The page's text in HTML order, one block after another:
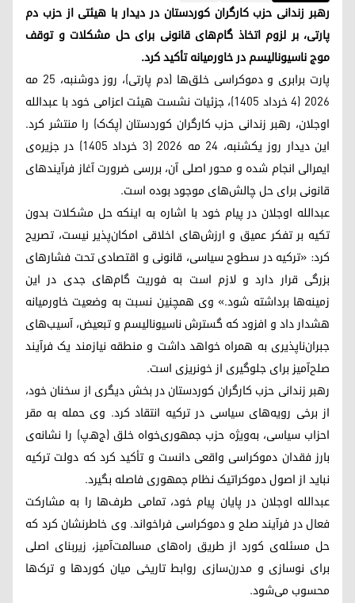
رهبر زندانی حزب کارگران کوردستان در دیدار با هیئتی از حزب دم
پارتی، بر لزوم اتخاذ گام‌های قانونی برای حل مشکلات و توقف
موج ناسیونالیسم در خاورمیانه تأکید کرد.
پارت برابری و دموکراسی خلق‌ها (دم پارتی)، روز دوشنبه، ۲۵ مه
۲۰۲۶ (۴ خرداد ۱۴۰۵)، جزئیات نشست هیئت اعزامی خود با عبدالله
اوجلان، رهبر زندانی حزب کارگران کوردستان (پک‌ک) را منتشر کرد.
این دیدار روز یکشنبه، ۲۴ مه ۲۰۲۶ (۳ خرداد ۱۴۰۵) در جزیره‌ی
ایمرالی انجام شده و محور اصلی آن، بررسی ضرورت آغاز فرآیندهای
قانونی برای حل چالش‌های موجود بوده است.
عبدالله اوجلان در پیام خود با اشاره به اینکه حل مشکلات بدون
تکیه بر تفکر عمیق و ارزش‌های اخلاقی امکان‌پذیر نیست، تصریح
کرد: «ترکیه در سطوح سیاسی، قانونی و اقتصادی تحت فشارهای
بزرگی قرار دارد و لازم است به فوریت گام‌های جدی در این
زمینه‌ها برداشته شود.» وی همچنین نسبت به وضعیت خاورمیانه
هشدار داد و افزود که گسترش ناسیونالیسم و تبعیض، آسیب‌های
جبران‌ناپذیری به همراه خواهد داشت و منطقه نیازمند یک فرآیند
صلح‌آمیز برای جلوگیری از خونریزی است.
رهبر زندانی حزب کارگران کوردستان در بخش دیگری از سخنان خود،
از برخی رویه‌های سیاسی در ترکیه انتقاد کرد. وی حمله به مقر
احزاب سیاسی، به‌ویژه حزب جمهوری‌خواه خلق (ج‌هـ‌پ) را نشانه‌ی
بارز فقدان دموکراسی واقعی دانست و تأکید کرد که دولت ترکیه
نباید از اصول دموکراتیک نظام جمهوری فاصله بگیرد.
عبدالله اوجلان در پایان پیام خود، تمامی طرف‌ها را به مشارکت
فعال در فرآیند صلح و دموکراسی فراخواند. وی خاطرنشان کرد که
حل مسئله‌ی کورد از طریق راه‌های مسالمت‌آمیز، زیربنای اصلی
برای نوسازی و مدرن‌سازی روابط تاریخی میان کوردها و ترک‌ها
محسوب می‌شود.